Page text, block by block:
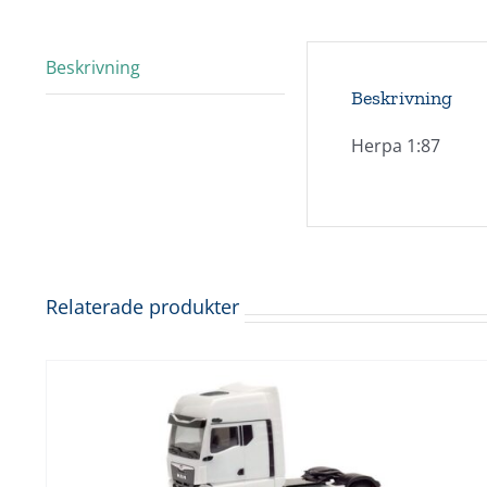
Beskrivning
Beskrivning
Herpa 1:87
Relaterade produkter